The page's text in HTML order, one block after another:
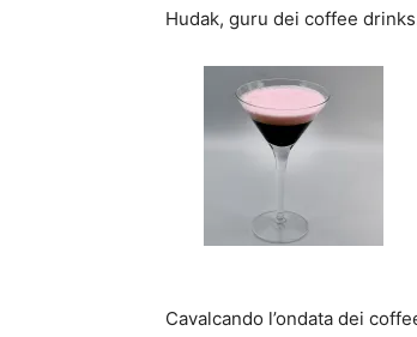
Hudak, guru dei coffee
Cavalcando l’ondata dei